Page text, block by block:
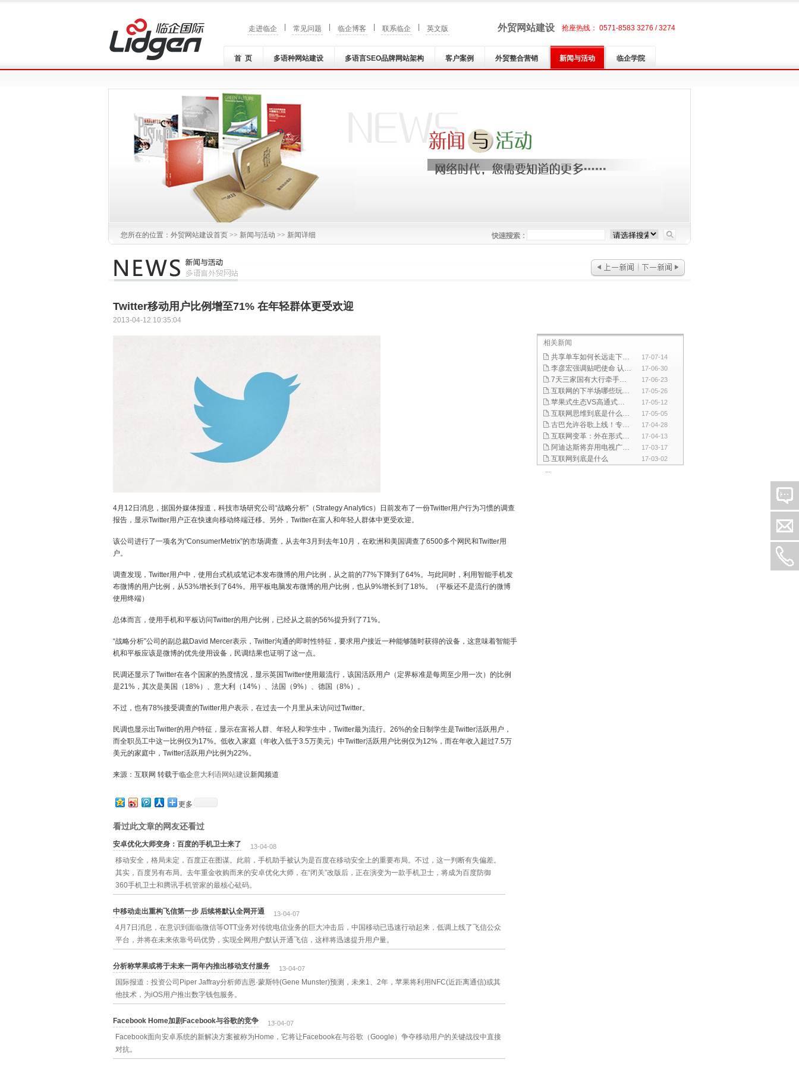
外贸网站建设 抢座热线： 0571-8583 3276 / 3274
走进临企 常见问题 临企博客 联系临企 英文版
首 页 多语种网站建设 多语言SEO品牌网站架构 客户案例 外贸整合营销 新闻与活动 临企学院
您所在的位置： 外贸网站建设首页 >> 新闻与活动 >> 新闻详细
相关新闻
17-07-14
共享单车如何长远走下去？政府应加强引导和监管
17-06-30
李彦宏强调贴吧使命 认为移动互联网机会所剩不多
17-06-23
7天三家国有大行牵手互联网巨头 双方合作是大势所趋
17-05-26
互联网的下半场哪些玩法会引发行业巨变
17-05-12
苹果式生态VS高通式生态 谁更是驱动中国产业发展新动能
17-05-05
互联网思维到底是什么？看完这篇文章你就知道了！
17-04-28
古巴允许谷歌上线！专家:这是一个难得的进步
17-04-13
互联网变革：外在形式不断改变但本质却没有变
17-03-17
阿迪达斯将弃用电视广告宣传 重数字化渠道吸引年轻人
17-03-02
互联网到底是什么
Twitter移动用户比例增至71% 在年轻群体更受欢迎
2013-04-12 10:35:04
4月12日消息，据国外媒体报道，科技市场研究公司“战略分析”（Strategy Analytics）日前发布了一份Twitter用户行为习惯的调查
报告，显示Twitter用户正在快速向移动终端迁移。另外，Twitter在富人和年轻人群体中更受欢迎。
该公司进行了一项名为“ConsumerMetrix”的市场调查，从去年3月到去年10月，在欧洲和美国调查了6500多个网民和Twitter用
户。
调查发现，Twitter用户中，使用台式机或笔记本发布微博的用户比例，从之前的77%下降到了64%。与此同时，利用智能手机发
布微博的用户比例，从53%增长到了64%。用平板电脑发布微博的用户比例，也从9%增长到了18%。（平板还不是流行的微博
使用终端）
总体而言，使用手机和平板访问Twitter的用户比例，已经从之前的56%提升到了71%。
“战略分析”公司的副总裁David Mercer表示，Twitter沟通的即时性特征，要求用户接近一种能够随时获得的设备，这意味着智能手
机和平板应该是微博的优先使用设备，民调结果也证明了这一点。
民调还显示了Twitter在各个国家的热度情况，显示英国Twitter使用最流行，该国活跃用户（定界标准是每周至少用一次）的比例
是21%，其次是美国（18%）、意大利（14%）、法国（9%）、德国（8%）。
不过，也有78%接受调查的Twitter用户表示，在过去一个月里从未访问过Twitter。
民调也显示出Twitter的用户特征，显示在富裕人群、年轻人和学生中，Twitter最为流行。26%的全日制学生是Twitter活跃用户，
而全职员工中这一比例仅为17%。低收入家庭（年收入低于3.5万美元）中Twitter活跃用户比例仅为12%，而在年收入超过7.5万
美元的家庭中，Twitter活跃用户比例为22%。
来源：互联网 转载于临企意大利语网站建设新闻频道
更多
看过此文章的网友还看过
安卓优化大师变身：百度的手机卫士来了 13-04-08
移动安全，格局未定，百度正在图谋。此前，手机助手被认为是百度在移动安全上的重要布局。不过，这一判断有失偏差。
其实，百度另有布局。去年重金收购而来的安卓优化大师，在“闭关”改版后，正在演变为一款手机卫士，将成为百度防御
360手机卫士和腾讯手机管家的最核心砝码。
中移动走出重构飞信第一步 后续将默认全网开通 13-04-07
4月7日消息，在意识到面临微信等OTT业务对传统电信业务的巨大冲击后，中国移动已迅速行动起来，低调上线了飞信公众
平台，并将在未来依靠号码优势，实现全网用户默认开通飞信，这样将迅速提升用户量。
分析称苹果或将于未来一两年内推出移动支付服务 13-04-07
国际报道：投资公司Piper Jaffray分析师吉恩·蒙斯特(Gene Munster)预测，未来1、2年，苹果将利用NFC(近距离通信)或其
他技术，为iOS用户推出数字钱包服务。
Facebook Home加剧Facebook与谷歌的竞争 13-04-07
Facebook面向安卓系统的新解决方案被称为Home，它将让Facebook在与谷歌（Google）争夺移动用户的关键战役中直接
对抗。